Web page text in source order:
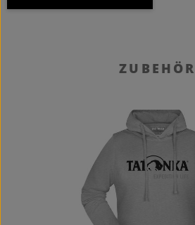
Produktgalerie überspringenZUBEHÖR